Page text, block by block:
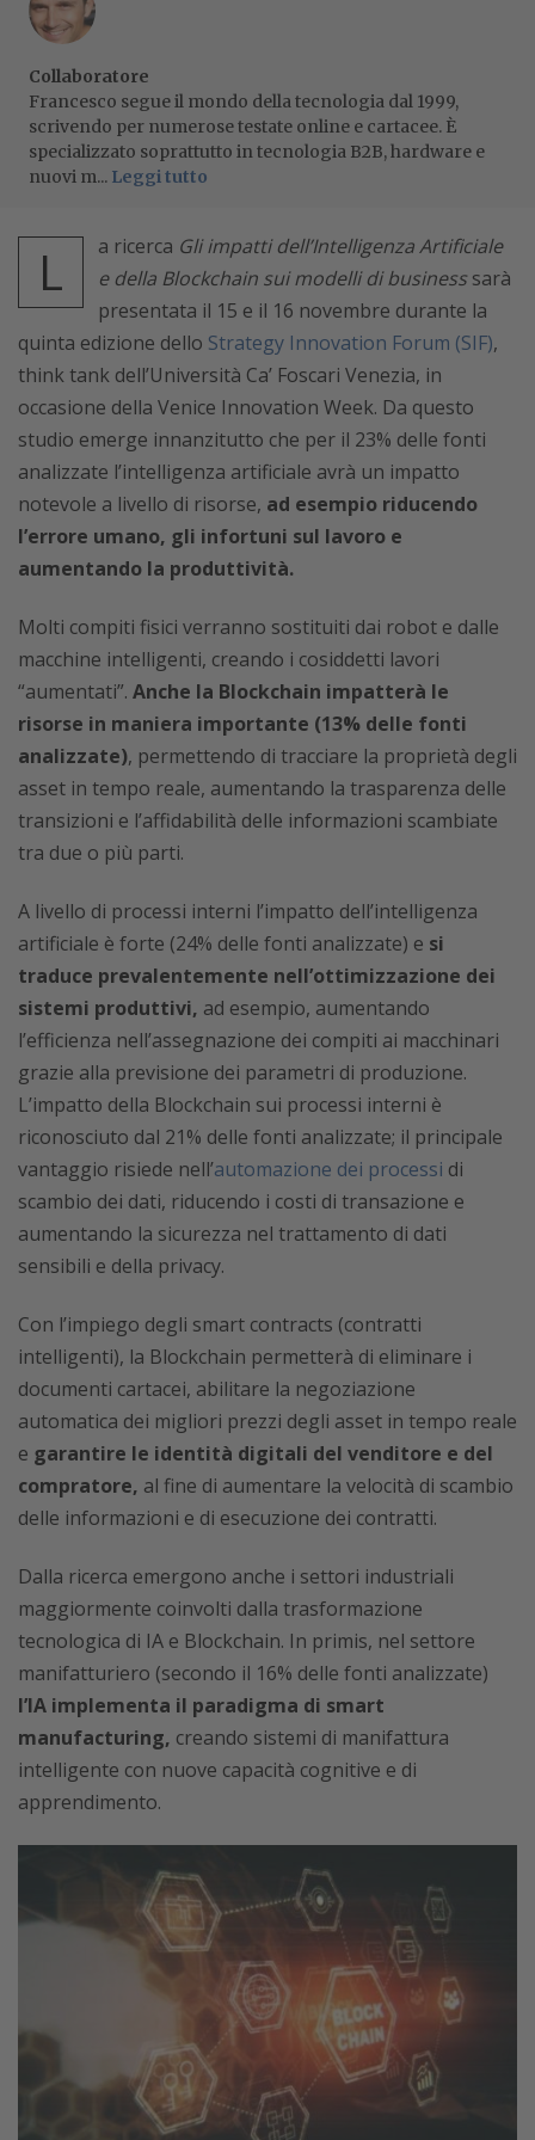
Collaboratore
Francesco segue il mondo della tecnologia dal 1999,
scrivendo per numerose testate online e cartacee. È
specializzato soprattutto in tecnologia B2B, hardware e
nuovi m... Leggi tutto
L a ricerca Gli impatti dell’Intelligenza Artificiale
e della Blockchain sui modelli di business sarà
presentata il 15 e il 16 novembre durante la
quinta edizione dello Strategy Innovation Forum (SIF),
think tank dell’Università Ca’ Foscari Venezia, in
occasione della Venice Innovation Week. Da questo
studio emerge innanzitutto che per il 23% delle fonti
analizzate l’intelligenza artificiale avrà un impatto
notevole a livello di risorse, ad esempio riducendo
l’errore umano, gli infortuni sul lavoro e
aumentando la produttività.
Molti compiti fisici verranno sostituiti dai robot e dalle
macchine intelligenti, creando i cosiddetti lavori
“aumentati”. Anche la Blockchain impatterà le
risorse in maniera importante (13% delle fonti
analizzate), permettendo di tracciare la proprietà degli
asset in tempo reale, aumentando la trasparenza delle
transizioni e l’affidabilità delle informazioni scambiate
tra due o più parti.
A livello di processi interni l’impatto dell’intelligenza
artificiale è forte (24% delle fonti analizzate) e si
traduce prevalentemente nell’ottimizzazione dei
sistemi produttivi, ad esempio, aumentando
l’efficienza nell’assegnazione dei compiti ai macchinari
grazie alla previsione dei parametri di produzione.
L’impatto della Blockchain sui processi interni è
riconosciuto dal 21% delle fonti analizzate; il principale
vantaggio risiede nell’automazione dei processi di
scambio dei dati, riducendo i costi di transazione e
aumentando la sicurezza nel trattamento di dati
sensibili e della privacy.
Con l’impiego degli smart contracts (contratti
intelligenti), la Blockchain permetterà di eliminare i
documenti cartacei, abilitare la negoziazione
automatica dei migliori prezzi degli asset in tempo reale
e garantire le identità digitali del venditore e del
compratore, al fine di aumentare la velocità di scambio
delle informazioni e di esecuzione dei contratti.
Dalla ricerca emergono anche i settori industriali
maggiormente coinvolti dalla trasformazione
tecnologica di IA e Blockchain. In primis, nel settore
manifatturiero (secondo il 16% delle fonti analizzate)
l’IA implementa il paradigma di smart
manufacturing, creando sistemi di manifattura
intelligente con nuove capacità cognitive e di
apprendimento.